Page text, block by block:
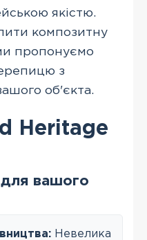
якістю.
композитну
пропонуємо
з
об'єкта.
Heritage
для вашого
Невелика